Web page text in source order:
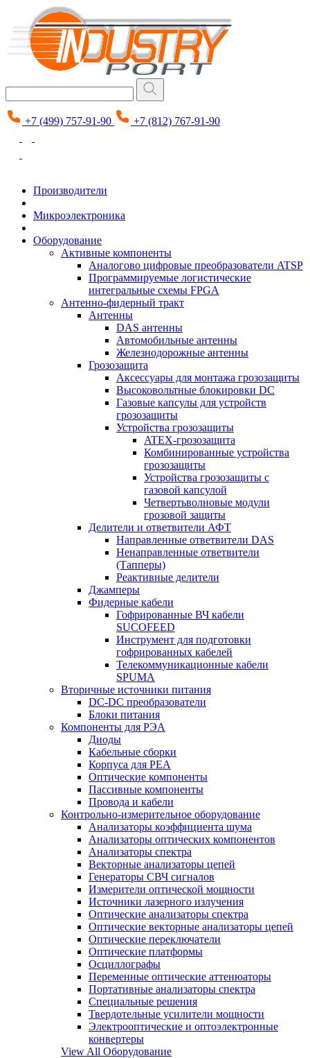
+7 (499) 757-91-90 +7 (812) 767-91-90
Производители
Микроэлектроника
Оборудование
Активные компоненты
Аналогово цифровые преобразователи ATSP
Программируемые логистические
интегральные схемы FPGA
Антенно-фидерный тракт
Антенны
DAS антенны
Автомобильные антенны
Железнодорожные антенны
Грозозащита
Аксессуары для монтажа грозозащиты
Высоковольтные блокировки DC
Газовые капсулы для устройств
грозозащиты
Устройства грозозащиты
ATEX-грозозащита
Комбинированные устройства
грозозащиты
Устройства грозозащиты с
газовой капсулой
Четвертьволновые модули
грозовой защиты
Делители и ответвители АФТ
Направленные ответвители DAS
Ненаправленные ответвители
(Тапперы)
Реактивные делители
Джамперы
Фидерные кабели
Гофрированные ВЧ кабели
SUCOFEED
Инструмент для подготовки
гофрированных кабелей
Телекоммуникационные кабели
SPUMA
Вторичные источники питания
DC-DC преобразователи
Блоки питания
Компоненты для РЭА
Диоды
Кабельные сборки
Корпуса для РЕА
Оптические компоненты
Пассивные компоненты
Провода и кабели
Контрольно-измерительное оборудование
Анализаторы коэффициента шума
Анализаторы оптических компонентов
Анализаторы спектра
Векторные анализаторы цепей
Генераторы СВЧ сигналов
Измерители оптической мощности
Источники лазерного излучения
Оптические анализаторы спектра
Оптические векторные анализаторы цепей
Оптические переключатели
Оптические платформы
Осциллографы
Переменные оптические аттенюаторы
Портативные анализаторы спектра
Специальные решения
Твердотельные усилители мощности
Электрооптические и оптоэлектронные
конвертеры
View All Оборудование